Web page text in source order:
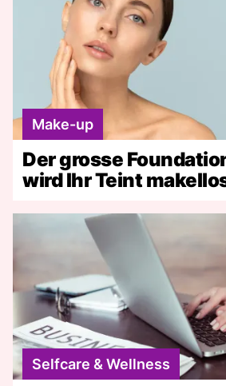
Make-up
Der grosse
wird Ihr Teint
Selfcare & Wellness